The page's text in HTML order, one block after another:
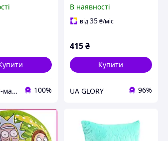
інтер'єрна
Інтернет-магазин «Івушка» Текстильні вироби для домашнього затишку 100%
яскрава подушка для
дому, дитячої та
50x50
В наявності
від35₴/міс
415₴
Купити
UA GLORY 96%